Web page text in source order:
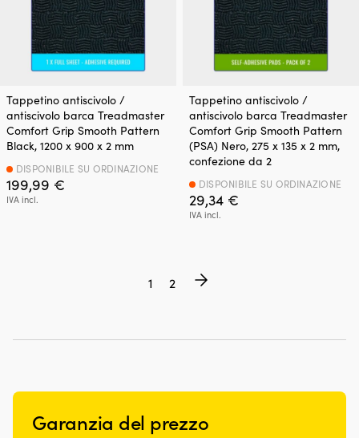
Tappetino antiscivolo /
antiscivolo barca Treadmaster
Comfort Grip Smooth Pattern
Black, 1200 x 900 x 2 mm
199,99 €
IVA incl.
DISPONIBILE SU ORDINAZIONE
Tappetino antiscivolo /
antiscivolo barca Treadmaster
Comfort Grip Smooth Pattern
(PSA) Nero, 275 x 135 x 2 mm,
confezione da 2
29,34 €
IVA incl.
DISPONIBILE SU ORDINAZIONE
1 2
Garanzia del prezzo